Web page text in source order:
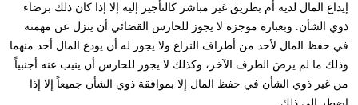
إيداع المال لديه أم بطريق غير مباشر كالتأجير إليه إلا إذا كان ذلك برضاء
ذوي الشأن. وبعبارة موجزة لا يجوز للحارس القضائي أن ينزل عن مهمته
في حفظ المال لأحد من أطراف النزاع ولا يجوز له أن يودع المال أحد منهما
وذلك ما لم يرضَ الطرف الآخر، وكذلك لا يجوز للحارس أن ينيب عنه أجنبياً
من غير ذوي الشأن في حفظ المال إلا بموافقة ذوي الشأن جميعاً إلا إذا